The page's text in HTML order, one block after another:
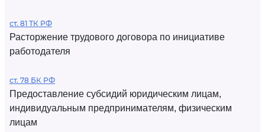
ст. 81 ТК РФ
Расторжение трудового договора по инициативе
работодателя
ст. 78 БК РФ
Предоставление субсидий юридическим лицам,
индивидуальным предпринимателям, физическим
лицам